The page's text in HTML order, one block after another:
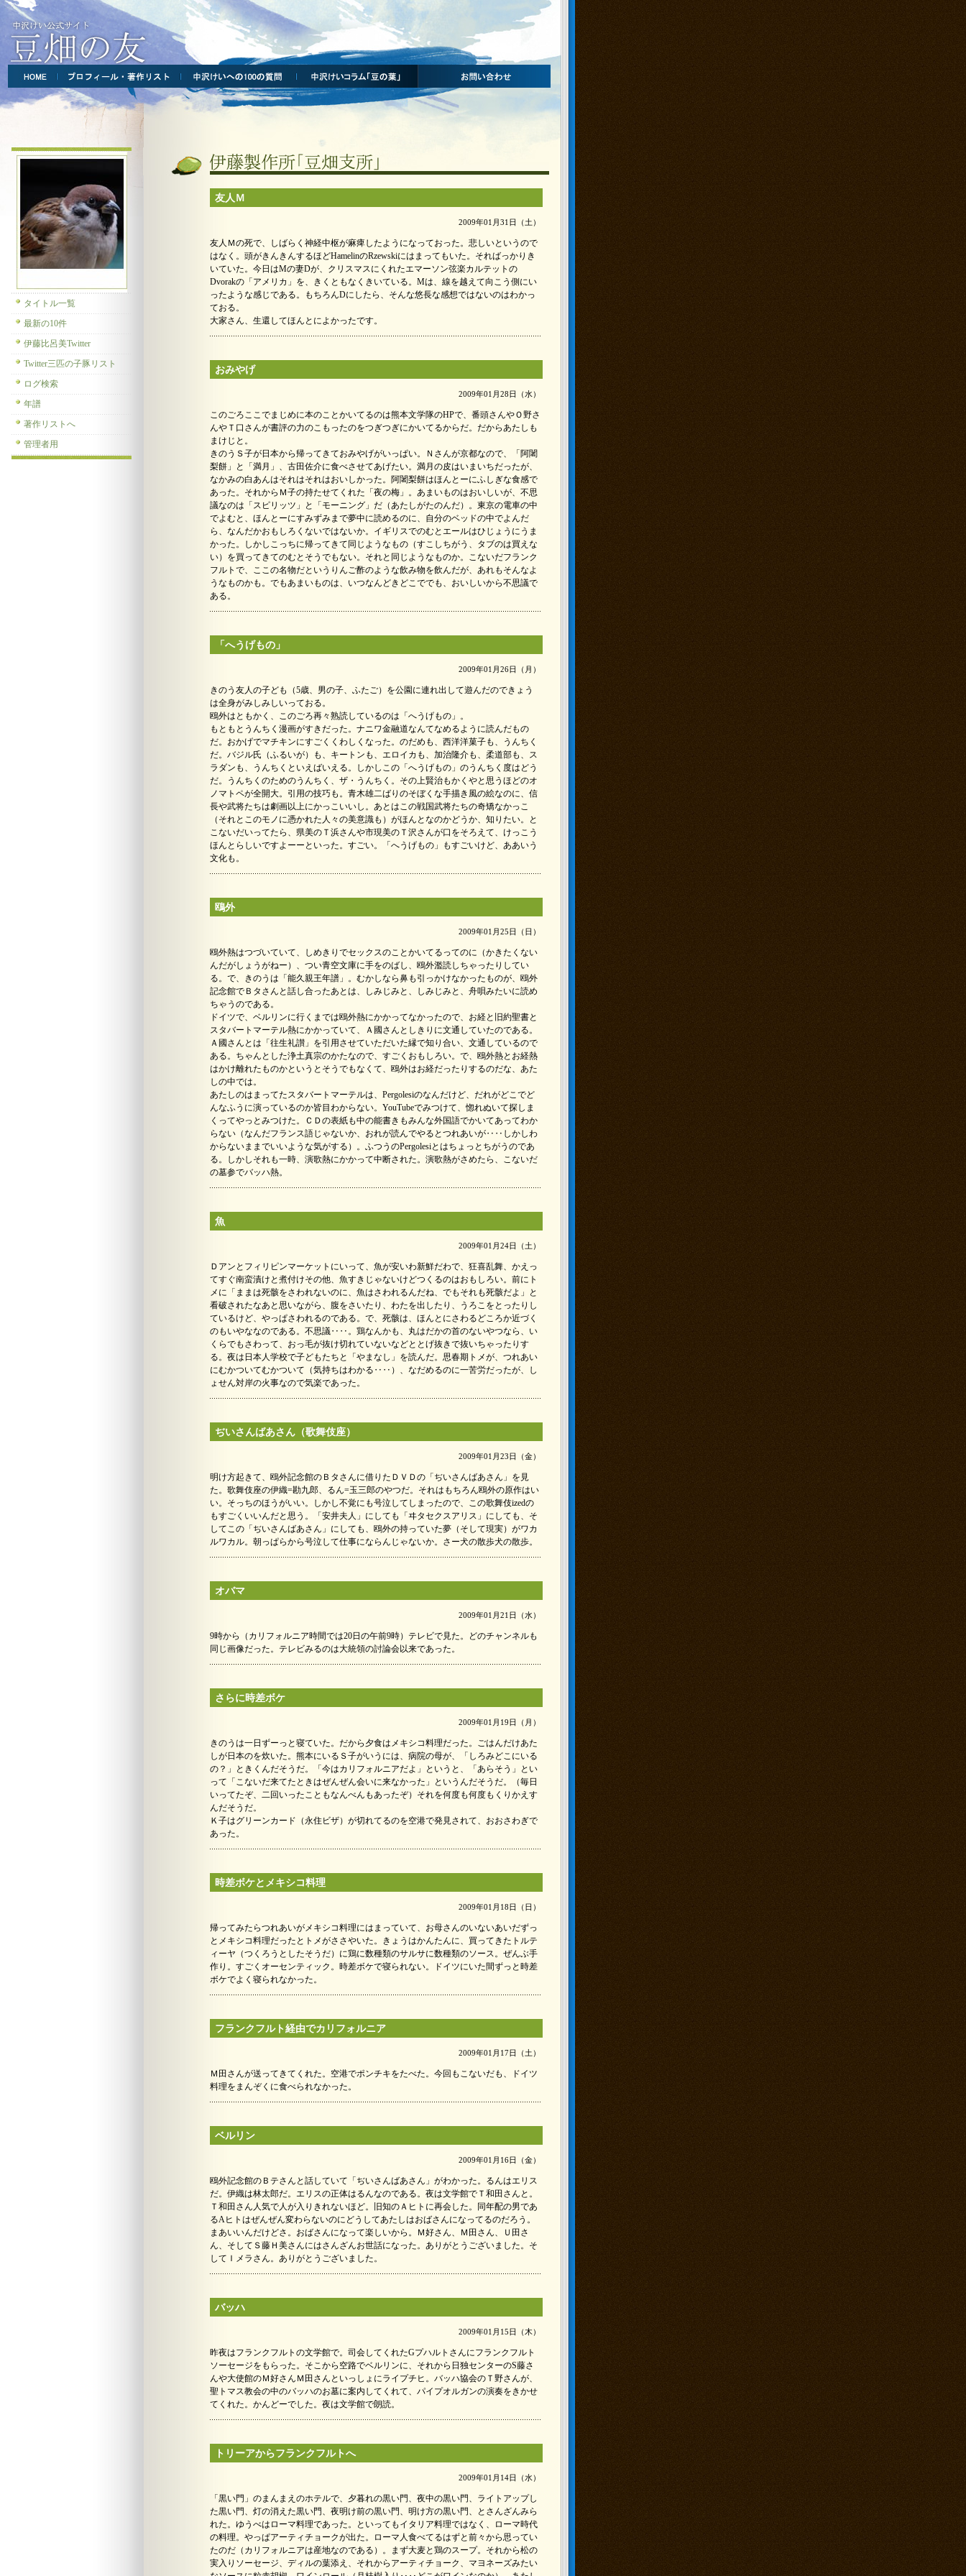
タイトル一覧
最新の10件
伊藤比呂美Twitter
Twitter三匹の子豚リスト
ログ検索
年譜
著作リストへ
管理者用
友人Ｍ
2009年01月31日（土）
友人Ｍの死で、しばらく神経中枢が麻痺したようになっておった。悲しいというので
はなく。頭がきんきんするほどHamelinのRzewskiにはまってもいた。そればっかりき
いていた。今日はMの妻Dが、クリスマスにくれたエマーソン弦楽カルテットの
Dvorakの「アメリカ」を、きくともなくきいている。Mは、線を越えて向こう側にい
ったような感じである。もちろんDにしたら、そんな悠長な感想ではないのはわかっ
ておる。
大家さん、生還してほんとによかったです。
おみやげ
2009年01月28日（水）
このごろここでまじめに本のことかいてるのは熊本文学隊のHPで、番頭さんやＯ野さ
んやＴ口さんが書評の力のこもったのをつぎつぎにかいてるからだ。だからあたしも
まけじと。
きのうＳ子が日本から帰ってきておみやげがいっぱい。Ｎさんが京都なので、「阿闍
梨餅」と「満月」、古田佐介に食べさせてあげたい。満月の皮はいまいちだったが、
なかみの白あんはそれはそれはおいしかった。阿闍梨餅はほんとーにふしぎな食感で
あった。それからＭ子の持たせてくれた「夜の梅」。あまいものはおいしいが、不思
議なのは「スピリッツ」と「モーニング」だ（あたしがたのんだ）。東京の電車の中
でよむと、ほんとーにすみずみまで夢中に読めるのに、自分のベッドの中でよんだ
ら、なんだかおもしろくないではないか。イギリスでのむとエールはひじょうにうま
かった。しかしこっちに帰ってきて同じようなもの（すこしちがう、タブのは買えな
い）を買ってきてのむとそうでもない。それと同じようなものか。こないだフランク
フルトで、ここの名物だというりんご酢のような飲み物を飲んだが、あれもそんなよ
うなものかも。でもあまいものは、いつなんどきどこででも、おいしいから不思議で
ある。
「へうげもの」
2009年01月26日（月）
きのう友人の子ども（5歳、男の子、ふたご）を公園に連れ出して遊んだのできょう
は全身がみしみしいっておる。
鴎外はともかく、このごろ再々熟読しているのは「へうげもの」。
もともとうんちく漫画がすきだった。ナニワ金融道なんてなめるように読んだもの
だ。おかげでマチキンにすごくくわしくなった。のだめも、西洋洋菓子も、うんちく
だ。バジル氏（ふるいが）も、キートンも、エロイカも、加治隆介も、柔道部も、ス
ラダンも、うんちくといえばいえる。しかしこの「へうげもの」のうんちく度はどう
だ。うんちくのためのうんちく、ザ・うんちく。その上賢治もかくやと思うほどのオ
ノマトペが全開大。引用の技巧も。青木雄二ばりのそぼくな手描き風の絵なのに、信
長や武将たちは劇画以上にかっこいいし。あとはこの戦国武将たちの奇矯なかっこ
（それとこのモノに憑かれた人々の美意識も）がほんとなのかどうか、知りたい。と
こないだいってたら、県美のＴ浜さんや市現美のＴ沢さんが口をそろえて、けっこう
ほんとらしいですよーーといった。すごい。「へうげもの」もすごいけど、ああいう
文化も。
鴎外
2009年01月25日（日）
鴎外熱はつづいていて、しめきりでセックスのことかいてるってのに（かきたくない
んだがしょうがねー）、つい青空文庫に手をのばし、鴎外濫読しちゃったりしてい
る。で、きのうは「能久親王年譜」。むかしなら鼻も引っかけなかったものが、鴎外
記念館でＢタさんと話し合ったあとは、しみじみと、しみじみと、舟唄みたいに読め
ちゃうのである。
ドイツで、ベルリンに行くまでは鴎外熱にかかってなかったので、お経と旧約聖書と
スタバートマーテル熱にかかっていて、Ａ國さんとしきりに文通していたのである。
Ａ國さんとは「往生礼讃」を引用させていただいた縁で知り合い、文通しているので
ある。ちゃんとした浄土真宗のかたなので、すごくおもしろい。で、鴎外熱とお経熱
はかけ離れたものかというとそうでもなくて、鴎外はお経だったりするのだな、あた
しの中では。
あたしのはまってたスタバートマーテルは、Pergolesiのなんだけど、だれがどこでど
んなふうに演っているのか皆目わからない。YouTubeでみつけて、惚れぬいて探しま
くってやっとみつけた。ＣＤの表紙も中の能書きもみんな外国語でかいてあってわか
らない（なんだフランス語じゃないか、おれが読んでやるとつれあいが‥‥しかしわ
からないままでいいような気がする）。ふつうのPergolesiとはちょっとちがうのであ
る。しかしそれも一時、演歌熱にかかって中断された。演歌熱がさめたら、こないだ
の墓参でバッハ熱。
魚
2009年01月24日（土）
Ｄアンとフィリピンマーケットにいって、魚が安いわ新鮮だわで、狂喜乱舞、かえっ
てすぐ南蛮漬けと煮付けその他、魚すきじゃないけどつくるのはおもしろい。前にト
メに「ままは死骸をさわれないのに、魚はさわれるんだね、でもそれも死骸だよ」と
看破されたなあと思いながら、腹をさいたり、わたを出したり、うろこをとったりし
ているけど、やっぱさわれるのである。で、死骸は、ほんとにさわるどころか近づく
のもいやななのである。不思議‥‥。鶏なんかも、丸はだかの首のないやつなら、い
くらでもさわって、おっ毛が抜け切れていないなどととげ抜きで抜いちゃったりす
る。夜は日本人学校で子どもたちと「やまなし」を読んだ。思春期トメが、つれあい
にむかついてむかついて（気持ちはわかる‥‥）、なだめるのに一苦労だったが、し
ょせん対岸の火事なので気楽であった。
ぢいさんばあさん（歌舞伎座）
2009年01月23日（金）
明け方起きて、鴎外記念館のＢタさんに借りたＤＶＤの「ぢいさんばあさん」を見
た。歌舞伎座の伊織=勘九郎、るん=玉三郎のやつだ。それはもちろん鴎外の原作はい
い。そっちのほうがいい。しかし不覚にも号泣してしまったので、この歌舞伎izedの
もすごくいいんだと思う。「安井夫人」にしても「ヰタセクスアリス」にしても、そ
してこの「ぢいさんばあさん」にしても、鴎外の持っていた夢（そして現実）がワカ
ルワカル。朝っぱらから号泣して仕事にならんじゃないか。さー犬の散歩犬の散歩。
オバマ
2009年01月21日（水）
9時から（カリフォルニア時間では20日の午前9時）テレビで見た。どのチャンネルも
同じ画像だった。テレビみるのは大統領の討論会以来であった。
さらに時差ボケ
2009年01月19日（月）
きのうは一日ずーっと寝ていた。だから夕食はメキシコ料理だった。ごはんだけあた
しが日本のを炊いた。熊本にいるＳ子がいうには、病院の母が、「しろみどこにいる
の？」ときくんだそうだ。「今はカリフォルニアだよ」というと、「あらそう」とい
って「こないだ来てたときはぜんぜん会いに来なかった」というんだそうだ。（毎日
いってたぞ、二回いったこともなんべんもあったぞ）それを何度も何度もくりかえす
んだそうだ。
Ｋ子はグリーンカード（永住ビザ）が切れてるのを空港で発見されて、おおさわぎで
あった。
時差ボケとメキシコ料理
2009年01月18日（日）
帰ってみたらつれあいがメキシコ料理にはまっていて、お母さんのいないあいだずっ
とメキシコ料理だったとトメがささやいた。きょうはかんたんに、買ってきたトルテ
ィーヤ（つくろうとしたそうだ）に鶏に数種類のサルサに数種類のソース。ぜんぶ手
作り。すごくオーセンティック。時差ボケで寝られない。ドイツにいた間ずっと時差
ボケでよく寝られなかった。
フランクフルト経由でカリフォルニア
2009年01月17日（土）
Ｍ田さんが送ってきてくれた。空港でポンチキをたべた。今回もこないだも、ドイツ
料理をまんぞくに食べられなかった。
ベルリン
2009年01月16日（金）
鴎外記念館のＢテさんと話していて「ぢいさんばあさん」がわかった。るんはエリス
だ。伊織は林太郎だ。エリスの正体はるんなのである。夜は文学館でＴ和田さんと。
Ｔ和田さん人気で人が入りきれないほど。旧知のＡヒトに再会した。同年配の男であ
るAヒトはぜんぜん変わらないのにどうしてあたしはおばさんになってるのだろう。
まあいいんだけどさ。おばさんになって楽しいから。Ｍ好さん、Ｍ田さん、Ｕ田さ
ん、そしてＳ藤Ｈ美さんにはさんざんお世話になった。ありがとうございました。そ
してＩメラさん。ありがとうございました。
バッハ
2009年01月15日（木）
昨夜はフランクフルトの文学館で。司会してくれたGプハルトさんにフランクフルト
ソーセージをもらった。そこから空路でベルリンに、それから日独センターのS藤さ
んや大使館のＭ好さんＭ田さんといっしょにライプチヒ。バッハ協会のＴ野さんが、
聖トマス教会の中のバッハのお墓に案内してくれて、パイプオルガンの演奏をきかせ
てくれた。かんどーでした。夜は文学館で朗読。
トリーアからフランクフルトへ
2009年01月14日（水）
「黒い門」のまんまえのホテルで、夕暮れの黒い門、夜中の黒い門、ライトアップし
た黒い門、灯の消えた黒い門、夜明け前の黒い門、明け方の黒い門、とさんざんみら
れた。ゆうべはローマ料理であった。といってもイタリア料理ではなく、ローマ時代
の料理。やっぱアーティチョークが出た。ローマ人食べてるはずと前々から思ってい
たのだ（カリフォルニアは産地なのである）。まず大麦と鶏のスープ。それから松の
実入りソーセージ、ディルの葉添え、それからアーティチョーク、マヨネーズみたい